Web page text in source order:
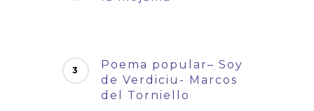
Poema popular– Soy
de Verdiciu- Marcos
del Torniello